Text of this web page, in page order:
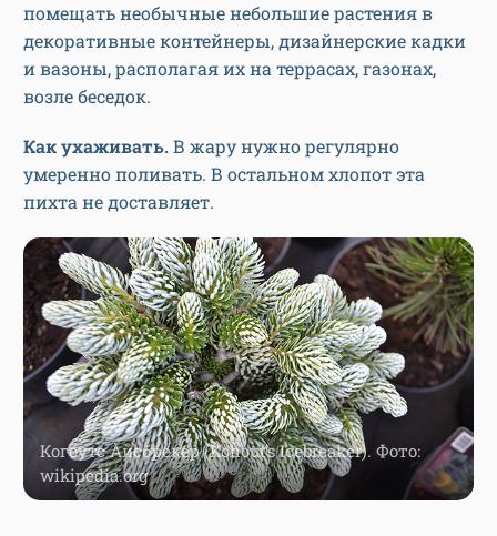
помещать необычные небольшие растения в
декоративные контейнеры, дизайнерские кадки
и вазоны, располагая их на террасах, газонах,
возле беседок.
Как ухаживать.В жару нужно регулярно
умеренно поливать. В остальном хлопот эта
пихта не доставляет.
Когоутс Айсбрекер (Kohout’s Icebreaker). Фото:
wikipedia.org